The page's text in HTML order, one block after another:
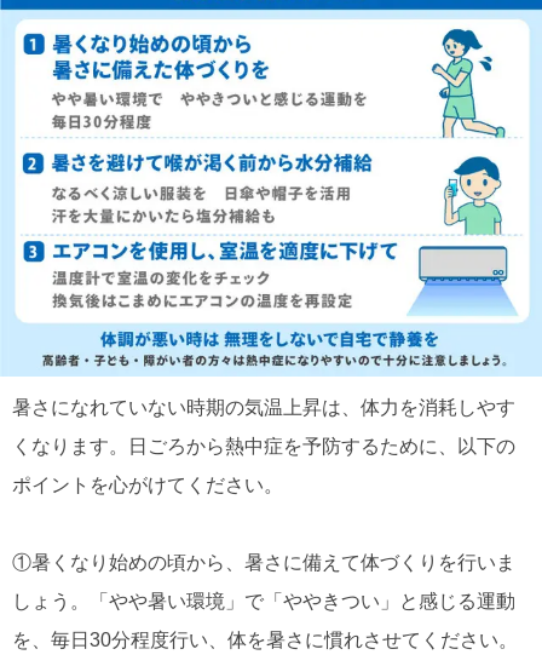
暑さになれていない時期の気温上昇は、体力を消耗しやす
くなります。日ごろから熱中症を予防するために、以下の
ポイントを心がけてください。
①暑くなり始めの頃から、暑さに備えて体づくりを行いま
しょう。「やや暑い環境」で「ややきつい」と感じる運動
を、毎日30分程度行い、体を暑さに慣れさせてください。